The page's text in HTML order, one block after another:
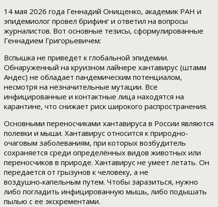
14 мая 2026 года Геннадий Онищенко, академик РАН и
эпидемиолог провел брифинг и ответил на вопросы
журналистов. Вот основные тезисы, сформулированные
Геннадием Григорьевичем:
Вспышка не приведет к глобальной эпидемии.
Обнаруженный на круизном лайнере хантавирус (штамм
Андес) не обладает пандемическим потенциалом,
несмотря на незначительные мутации. Все
инфицированные и контактные лица находятся на
карантине, что снижает риск широкого распространения.
Основными переносчиками хантавируса в России являются
полевки и мыши. Хантавирус относится к природно-
очаговым заболеваниям, при которых возбудитель
сохраняется среди определённых видов животных или
переносчиков в природе. Хантавирус не умеет летать. Он
передается от грызунов к человеку, а не
воздушно‑капельным путем. Чтобы заразиться, нужно
либо погладить инфицированную мышь, либо подышать
пылью с ее экскрементами.